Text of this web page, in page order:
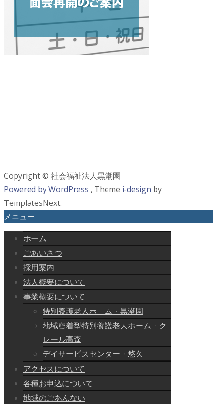
Copyright © 社会福祉法人黒潮園
Powered by WordPress , Theme i-design by
TemplatesNext.
メニュー
ホーム
ごあいさつ
採用案内
法人概要について
事業概要について
特別養護老人ホーム・黒潮園
地域密着型特別養護老人ホーム・ク
レール高森
デイサービスセンター・悠久
アクセスについて
各種お申込について
地域のごあんない